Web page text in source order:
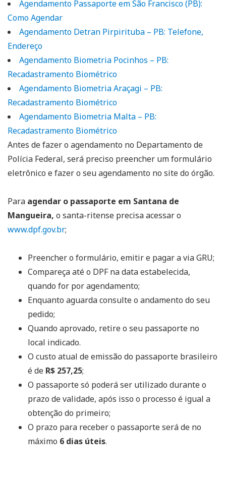
Agendamento Passaporte em São Francisco (PB):
Como Agendar
Agendamento Detran Pirpirituba – PB: Telefone,
Endereço
Agendamento Biometria Pocinhos – PB:
Recadastramento Biométrico
Agendamento Biometria Araçagi – PB:
Recadastramento Biométrico
Agendamento Biometria Malta – PB:
Recadastramento Biométrico
Antes de fazer o agendamento no Departamento de
Polícia Federal, será preciso preencher um formulário
eletrônico e fazer o seu agendamento no site do órgão.
Para agendar o passaporte em Santana de
Mangueira, o santa-ritense precisa acessar o
www.dpf.gov.br;
Preencher o formulário, emitir e pagar a via GRU;
Compareça até o DPF na data estabelecida,
quando for por agendamento;
Enquanto aguarda consulte o andamento do seu
pedido;
Quando aprovado, retire o seu passaporte no
local indicado.
O custo atual de emissão do passaporte brasileiro
é de R$ 257,25;
O passaporte só poderá ser utilizado durante o
prazo de validade, após isso o processo é igual a
obtenção do primeiro;
O prazo para receber o passaporte será de no
máximo 6 dias úteis.